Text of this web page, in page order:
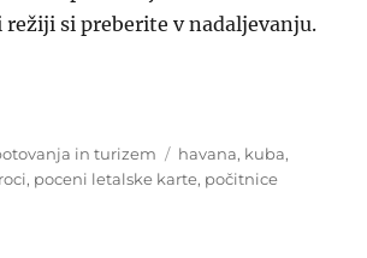
si preberite v nadaljevanju.
na Kubo: v lastni režiji z
in turizem Oznake
havana, kuba,
, poceni letalske karte, počitnice